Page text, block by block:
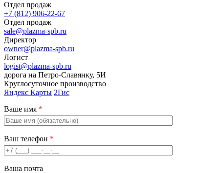
Отдел продаж
+7 (812) 906-22-67
Отдел продаж
sale@plazma-spb.ru
Директор
owner@plazma-spb.ru
Логист
logist@plazma-spb.ru
дорога на Петро-Славянку, 5И
Круглосуточное производство
Яндекс Карты 2Гис
Ваше имя *
Ваш телефон *
Ваша почта